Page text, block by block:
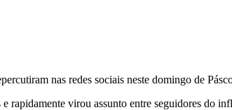
nas redes sociais neste domingo de
rapidamente virou assunto entre seguidores do